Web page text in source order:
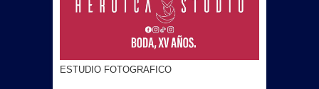
ESTUDIO FOTOGRAFICO